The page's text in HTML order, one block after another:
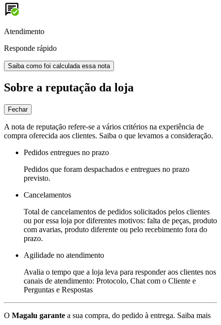
Atendimento
Responde rápido
Saiba como foi calculada essa nota
Sobre a reputação da loja
Fechar
A nota de reputação refere-se a vários critérios na experiência de
compra oferecida aos clientes. Saiba o que levamos a consideração.
Pedidos entregues no prazo
Pedidos que foram despachados e entregues no prazo
previsto.
Cancelamentos
Total de cancelamentos de pedidos solicitados pelos clientes
ou por essa loja por diferentes motivos: falta de peças, produto
com avarias, produto diferente ou pelo recebimento fora do
prazo.
Agilidade no atendimento
Avalia o tempo que a loja leva para responder aos clientes nos
canais de atendimento: Protocolo, Chat com o Cliente e
Perguntas e Respostas
O Magalu garante a sua compra, do pedido à entrega. Saiba mais